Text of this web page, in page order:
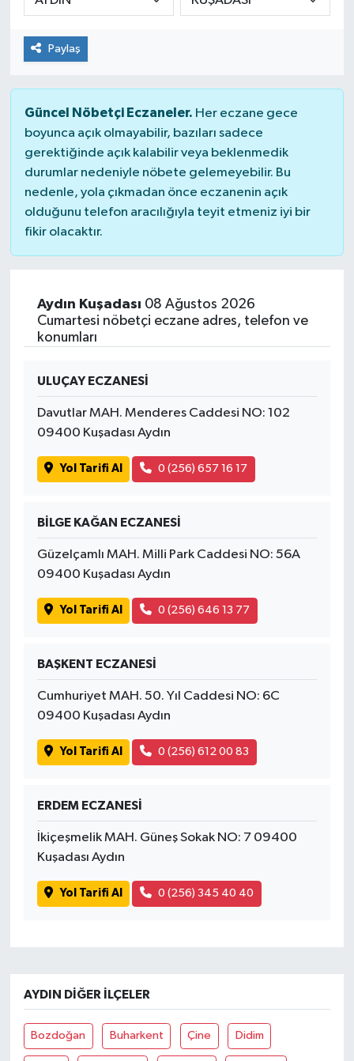
Paylaş
Güncel Nöbetçi Eczaneler. Her eczane gece
boyunca açık olmayabilir, bazıları sadece
gerektiğinde açık kalabilir veya beklenmedik
durumlar nedeniyle nöbete gelemeyebilir. Bu
nedenle, yola çıkmadan önce eczanenin açık
olduğunu telefon aracılığıyla teyit etmeniz iyi bir
fikir olacaktır.
Aydın Kuşadası 08 Ağustos 2026
Cumartesi nöbetçi eczane adres, telefon ve
konumları
ULUÇAY ECZANESİ
Davutlar MAH. Menderes Caddesi NO: 102
09400 Kuşadası Aydın
Yol Tarifi Al 0 (256) 657 16 17
BİLGE KAĞAN ECZANESİ
Güzelçamlı MAH. Milli Park Caddesi NO: 56A
09400 Kuşadası Aydın
Yol Tarifi Al 0 (256) 646 13 77
BAŞKENT ECZANESİ
Cumhuriyet MAH. 50. Yıl Caddesi NO: 6C
09400 Kuşadası Aydın
Yol Tarifi Al 0 (256) 612 00 83
ERDEM ECZANESİ
İkiçeşmelik MAH. Güneş Sokak NO: 7 09400
Kuşadası Aydın
Yol Tarifi Al 0 (256) 345 40 40
AYDIN DIĞER İLÇELER
Bozdoğan Buharkent Çine Didim